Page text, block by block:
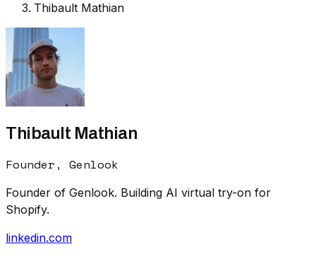
Thibault Mathian
Thibault Mathian
Founder, Genlook
Founder of Genlook. Building AI virtual try-on for
Shopify.
linkedin.com